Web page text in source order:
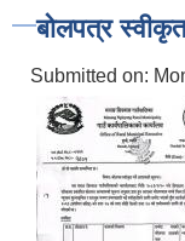
बोलपत्र
Submitted on: